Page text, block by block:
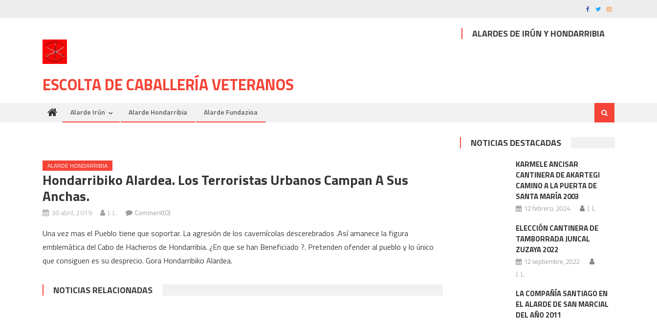
ESCOLTA DE CABALLERÍA VETERANOS
ALARDES DE IRÚN Y HONDARRIBIA
Alarde Irún Alarde Hondarribia Alarde Fundazioa
ALARDE HONDARRIBIA
Hondarribiko Alardea. Los Terroristas Urbanos Campan A Sus
Anchas.
30 abril, 2019 J. L. Comment(0)
Una vez mas el Pueblo tiene que soportar. La agresión de los cavernícolas descerebrados .Así amanece la figura
emblemática del Cabo de Hacheros de Hondarribia. ¿En que se han Beneficiado ?. Pretenden ofender al pueblo y lo único
que consiguen es su desprecio. Gora Hondarribiko Alardea.
NOTICIAS RELACIONADAS
NOTICIAS DESTACADAS
KARMELE ANCISAR
CANTINERA DE AKARTEGI
CAMINO A LA PUERTA DE
SANTA MARÍA 2003
12 febrero, 2024 J. L.
ELECCIÓN CANTINERA DE
TAMBORRADA JUNCAL
ZUZAYA 2022
12 septiembre, 2022
J. L.
LA COMPAÑÍA SANTIAGO EN
EL ALARDE DE SAN MARCIAL
DEL AÑO 2011